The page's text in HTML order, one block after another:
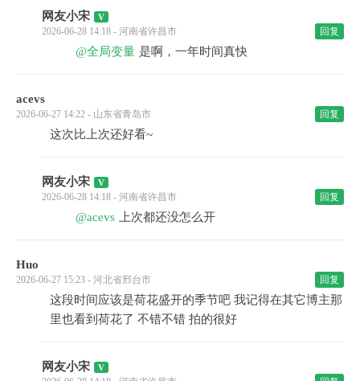
网友小宋
2026-06-28 14:18 - 河南省许昌市 回复
@全局变量 是啊，一年时间真快
acevs
2026-06-27 14:22 - 山东省青岛市 回复
这次比上次还好看~
网友小宋
2026-06-28 14:18 - 河南省许昌市 回复
@acevs 上次都还没怎么开
Huo
2026-06-27 15:23 - 河北省邢台市 回复
这段时间应该是荷花盛开的季节吧 我记得在其它博主那
里也看到荷花了 不错不错 拍的很好
网友小宋